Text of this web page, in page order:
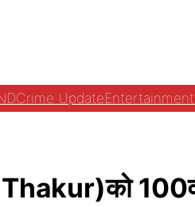
Crime UpdateEntertainment
Thakur)को